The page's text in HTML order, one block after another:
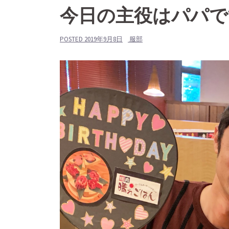
今日の主役はパパ
POSTED 2019年9月8日 服部